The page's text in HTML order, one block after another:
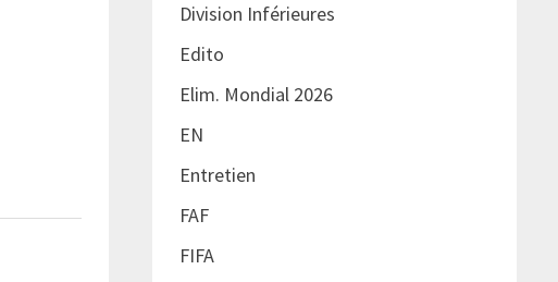
Division Inférieures
Edito
Elim. Mondial 2026
EN
Entretien
FAF
FIFA